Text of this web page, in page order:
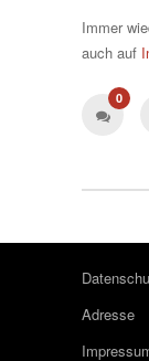
Immer
auch auf
0
Adresse